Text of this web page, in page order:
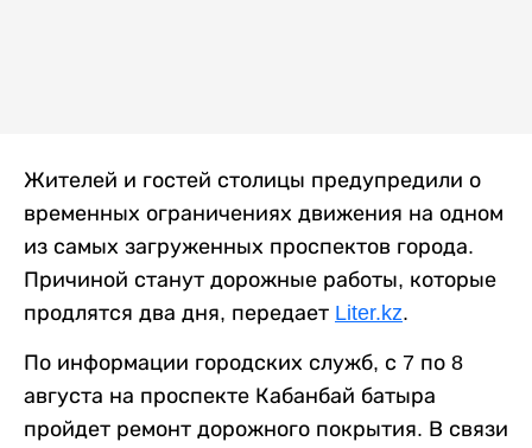
Жителей и гостей столицы предупредили о
временных ограничениях движения на одном
из самых загруженных проспектов города.
Причиной станут дорожные работы, которые
продлятся два дня, передает Liter.kz.
По информации городских служб, с 7 по 8
августа на проспекте Кабанбай батыра
пройдет ремонт дорожного покрытия. В связи